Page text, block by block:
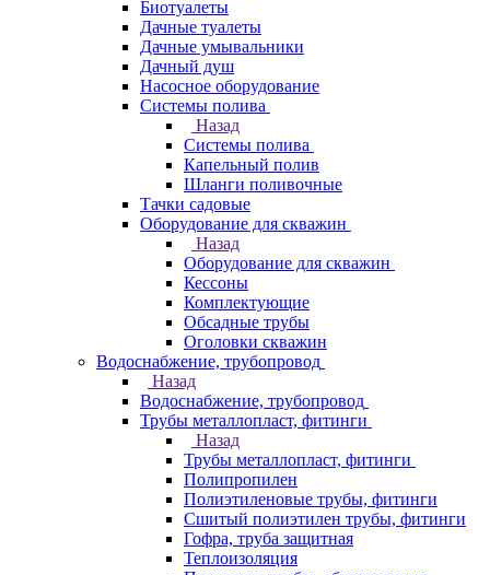
Биотуалеты
Дачные туалеты
Дачные умывальники
Дачный душ
Насосное оборудование
Системы полива
Назад
Системы полива
Капельный полив
Шланги поливочные
Тачки садовые
Оборудование для скважин
Назад
Оборудование для скважин
Кессоны
Комплектующие
Обсадные трубы
Оголовки скважин
Водоснабжение, трубопровод
Назад
Водоснабжение, трубопровод
Трубы металлопласт, фитинги
Назад
Трубы металлопласт, фитинги
Полипропилен
Полиэтиленовые трубы, фитинги
Сшитый полиэтилен трубы, фитинги
Гофра, труба защитная
Теплоизоляция